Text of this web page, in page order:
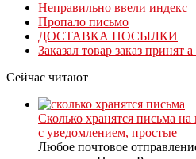
Неправильно ввели индекс
Пропало письмо
ДОСТАВКА ПОСЫЛКИ
Заказал товар заказ принят
Сейчас читают
Сколько хранятся письма
с уведомлением, простые
Любое почтовое